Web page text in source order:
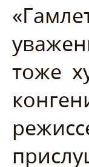
тоже